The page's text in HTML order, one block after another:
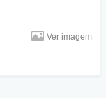
Ver imagem